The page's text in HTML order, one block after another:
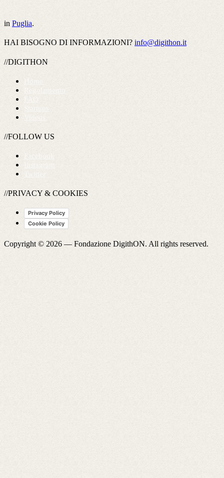
in Puglia.
HAI BISOGNO DI INFORMAZIONI? info@digithon.it
//DIGITHON
//FOLLOW US
//PRIVACY & COOKIES
Privacy Policy
Cookie Policy
Copyright © 2026 — Fondazione DigithON. All rights reserved.